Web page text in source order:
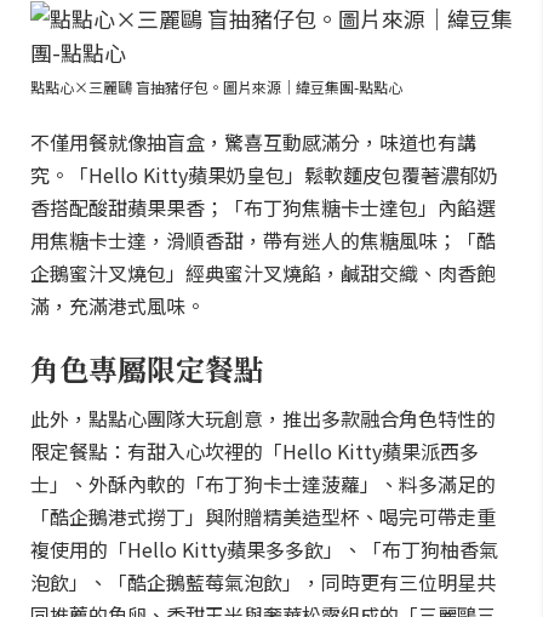
點點心×三麗鷗 盲抽豬仔包。圖片來源｜緯豆集團-點點心
不僅用餐就像抽盲盒，驚喜互動感滿分，味道也有講
究。「Hello Kitty蘋果奶皇包」鬆軟麵皮包覆著濃郁奶
香搭配酸甜蘋果果香；「布丁狗焦糖卡士達包」內餡選
用焦糖卡士達，滑順香甜，帶有迷人的焦糖風味；「酷
企鵝蜜汁叉燒包」經典蜜汁叉燒餡，鹹甜交織、肉香飽
滿，充滿港式風味。
角色專屬限定餐點
此外，點點心團隊大玩創意，推出多款融合角色特性的
限定餐點：有甜入心坎裡的「Hello Kitty蘋果派西多
士」、外酥內軟的「布丁狗卡士達菠蘿」、料多滿足的
「酷企鵝港式撈丁」與附贈精美造型杯、喝完可帶走重
複使用的「Hello Kitty蘋果多多飲」、「布丁狗柚香氣
泡飲」、「酷企鵝藍莓氣泡飲」，同時更有三位明星共